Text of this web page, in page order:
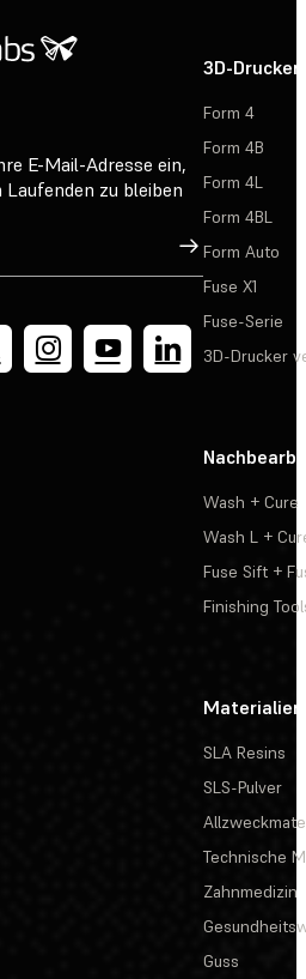
E-Mail-Adresse ein,
Laufenden zu bleiben
Registrieren
3D-Drucker
Form 4
Form 4B
Form 4L
Form 4BL
Form Auto
Fuse X1
Fuse-Serie
3D-Drucker
Wash + Cure
Wash L +
Fuse Sift +
Finishing
Materialien
SLA Resins
SLS-Pulver
Technische
Zahnmedizin
Guss